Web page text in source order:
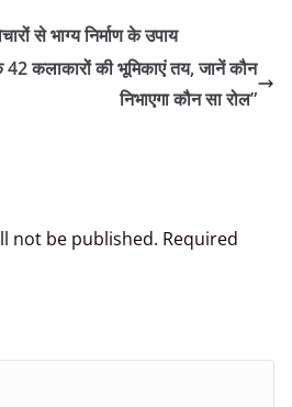
से भाग्य निर्माण के उपाय
42 कलाकारों की भूमिकाएं तय, जानें कौन
निभाएगा कौन सा रोल”
not be published. Required